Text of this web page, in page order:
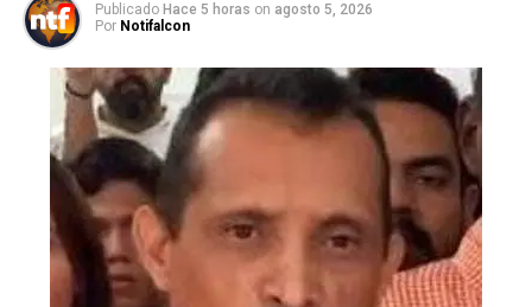
Publicado Hace 5 horas on agosto 5, 2026
Por Notifalcon